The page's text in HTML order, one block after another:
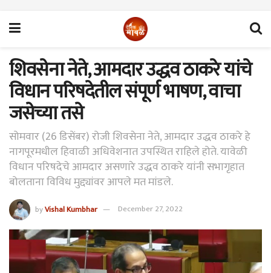
शिवसेना नेते, आमदार उद्धव ठाकरे यांचे
विधान परिषदेतील संपूर्ण भाषण, वाचा
जसेच्या तसे
सोमवार (26 डिसेंबर) रोजी शिवसेना नेते, आमदार उद्धव ठाकरे हे
नागपूरमधील हिवाळी अधिवेशनात उपस्थित राहिले होते. यावेळी
विधान परिषदेचे आमदार असणारे उद्धव ठाकरे यांनी सभागृहात
बोलताना विविध मुद्द्यांवर आपले मत मांडले.
byVishal Kumbhar December 27, 2022